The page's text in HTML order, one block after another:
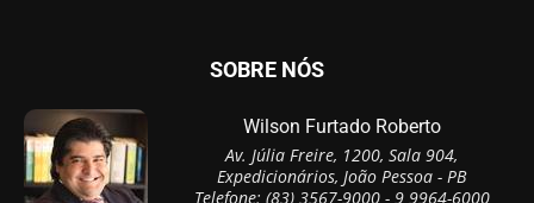
SOBRE NÓS
Wilson Furtado Roberto
Av. Júlia Freire, 1200, Sala 904,
Expedicionários, João Pessoa - PB
Telefone: (83) 3567-9000 - 9 9964-6000